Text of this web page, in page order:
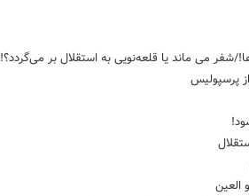
شفر می ماند یا قلعه‌نویی به استقلال بر می‌گردد؟!
پرسپولیس
العین